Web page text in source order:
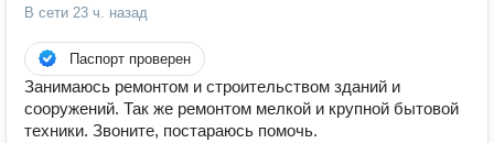
В сети 23 ч. назад
Паспорт проверен
Занимаюсь ремонтом и строительством зданий и
сооружений. Так же ремонтом мелкой и крупной бытовой
техники. Звоните, постараюсь помочь.